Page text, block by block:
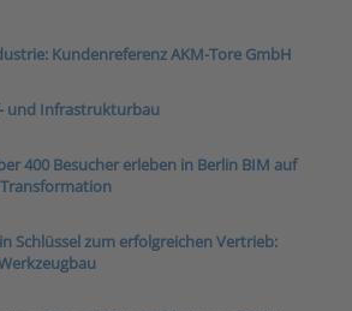
Kundenreferenz AKM-Tore GmbH
und Infrastrukturbau
400 Besucher erleben in Berlin BIM auf
Schlüssel zum erfolgreichen Vertrieb: